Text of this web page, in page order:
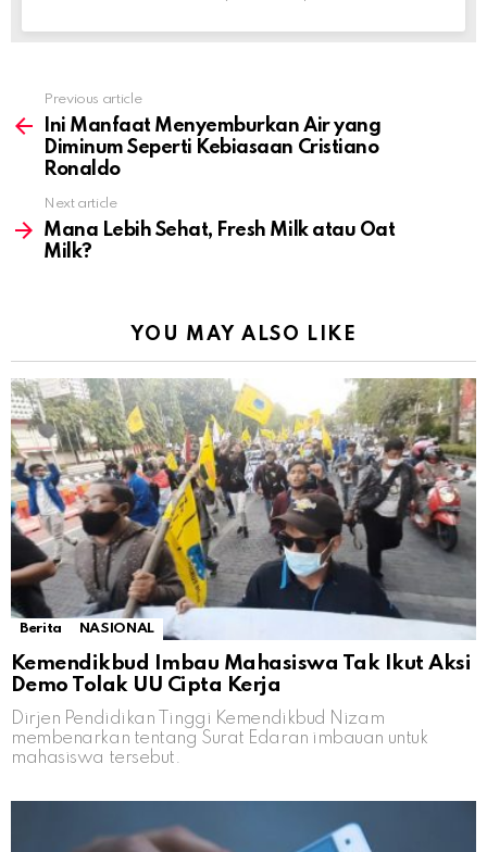
more
Previous article
Ini Manfaat Menyemburkan Air yang
Diminum Seperti Kebiasaan Cristiano
Ronaldo
Next article
Mana Lebih Sehat, Fresh Milk atau Oat
Milk?
YOU MAY ALSO LIKE
Berita NASIONAL
Kemendikbud Imbau Mahasiswa Tak Ikut Aksi
Demo Tolak UU Cipta Kerja
Dirjen Pendidikan Tinggi Kemendikbud Nizam
membenarkan tentang Surat Edaran imbauan untuk
mahasiswa tersebut.